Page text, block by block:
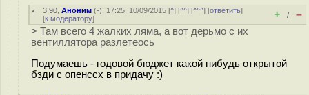
3.90 ,Аноним (-), 17:25, 10/09/2015 [^] [^^] [^^^] [ответить]
[к модератору] + / –
> Там всего 4 жалких ляма, а вот дерьмо с их
вентиллятора разлетеось
Подумаешь - годовой бюджет какой нибудь открытой
бзди с опенссх в придачу :)